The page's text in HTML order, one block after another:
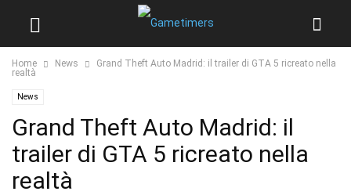
Home News
Grand Theft Auto Madrid: il trailer di GTA 5 ricreato nella
realtà
News
Grand Theft Auto Madrid: il
trailer di GTA 5 ricreato nella
realtà